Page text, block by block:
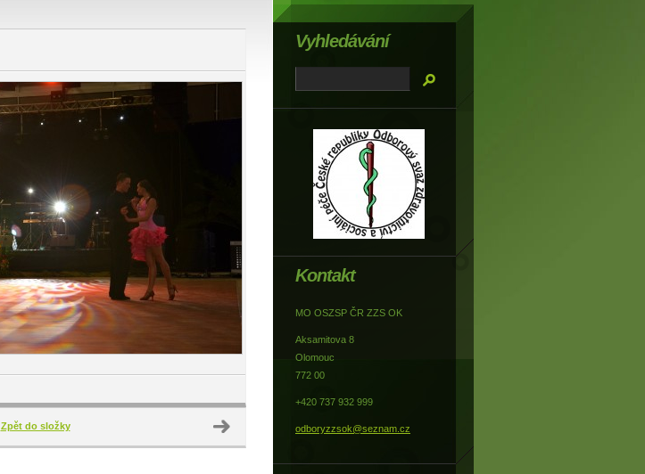
Zpět do složky
Kontakt
MO OSZSP ČR ZZS OK
Aksamitova 8
Olomouc
772 00
+420 737 932 999
odboryzzsok@seznam.cz
Vyhledávání